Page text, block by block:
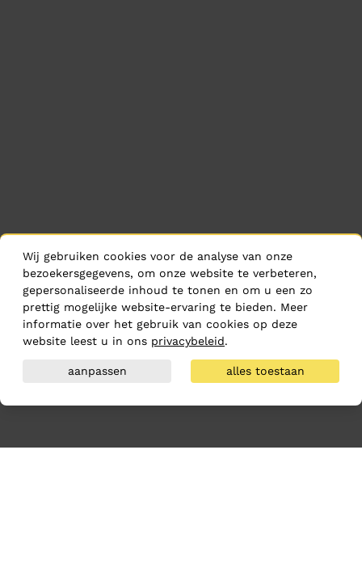
Wij gebruiken cookies voor de analyse van onze
bezoekersgegevens, om onze website te verbeteren,
gepersonaliseerde inhoud te tonen en om u een zo
prettig mogelijke website-ervaring te bieden. Meer
informatie over het gebruik van cookies op deze
website leest u in ons privacybeleid.
aanpassen alles toestaan